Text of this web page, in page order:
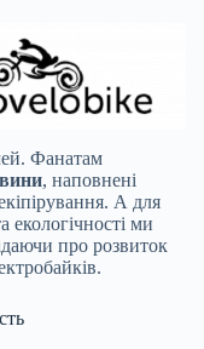
Фанатам
, наповнені
А для
екологічності ми
про розвиток